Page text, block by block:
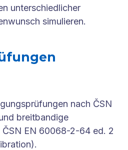
unterschiedlicher
simulieren.
nach ČSN
breitbandige
ČSN EN 60068-2-64 ed. 2